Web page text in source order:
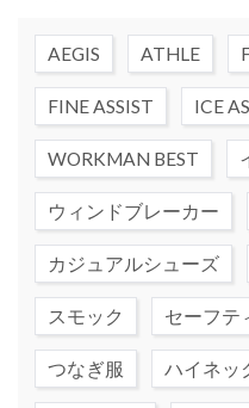
AEGIS ATHLE
FINE ASSIST ICE
WORKMAN BEST
ウィンドブレーカー
カジュアルシューズ
スモック セーフテ
つなぎ服 ハイネッ